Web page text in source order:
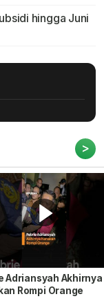
hingga Juni
>
Adriansyah Akhirnya
Rompi Orange